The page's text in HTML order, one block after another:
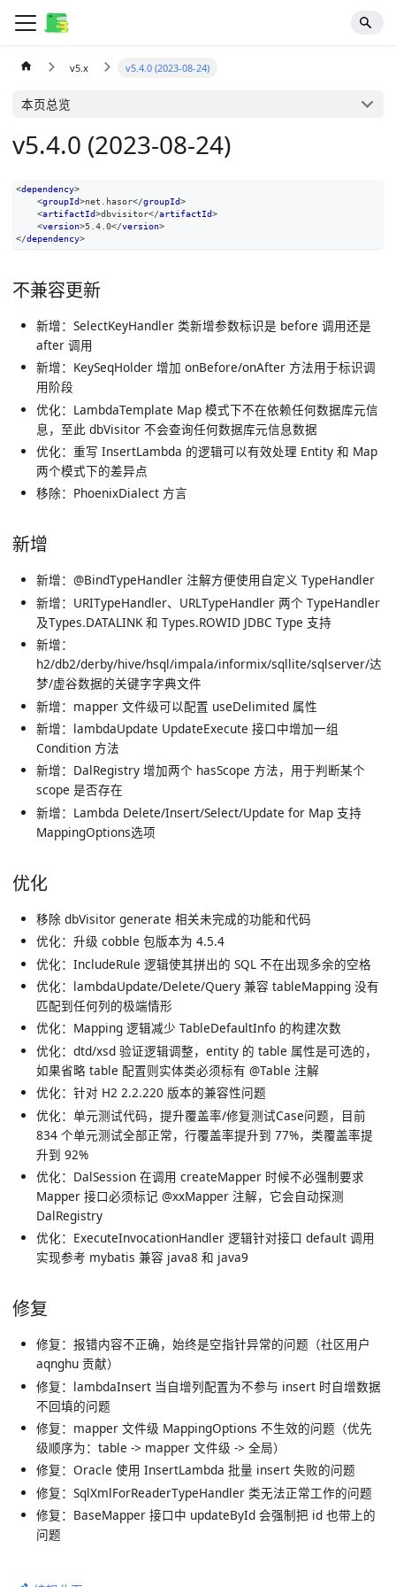
v5.x v5.4.0 (2023-08-24)
本页总览
v5.4.0 (2023-08-24)
<dependency>
<groupId>net.hasor</groupId>
<artifactId>dbvisitor</artifactId>
<version>5.4.0</version>
</dependency>
不兼容更新
新增：SelectKeyHandler 类新增参数标识是 before 调用还是
after 调用
新增：KeySeqHolder 增加 onBefore/onAfter 方法用于标识调
用阶段
优化：LambdaTemplate Map 模式下不在依赖任何数据库元信
息，至此 dbVisitor 不会查询任何数据库元信息数据
优化：重写 InsertLambda 的逻辑可以有效处理 Entity 和 Map
两个模式下的差异点
移除：PhoenixDialect 方言
新增
新增：@BindTypeHandler 注解方便使用自定义 TypeHandler
新增：URITypeHandler、URLTypeHandler 两个 TypeHandler
及Types.DATALINK 和 Types.ROWID JDBC Type 支持
新增：
h2/db2/derby/hive/hsql/impala/informix/sqllite/sqlserver/达
梦/虚谷数据的关键字字典文件
新增：mapper 文件级可以配置 useDelimited 属性
新增：lambdaUpdate UpdateExecute 接口中增加一组
Condition 方法
新增：DalRegistry 增加两个 hasScope 方法，用于判断某个
scope 是否存在
新增：Lambda Delete/Insert/Select/Update for Map 支持
MappingOptions选项
优化
移除 dbVisitor generate 相关未完成的功能和代码
优化：升级 cobble 包版本为 4.5.4
优化：IncludeRule 逻辑使其拼出的 SQL 不在出现多余的空格
优化：lambdaUpdate/Delete/Query 兼容 tableMapping 没有
匹配到任何列的极端情形
优化：Mapping 逻辑减少 TableDefaultInfo 的构建次数
优化：dtd/xsd 验证逻辑调整，entity 的 table 属性是可选的，
如果省略 table 配置则实体类必须标有 @Table 注解
优化：针对 H2 2.2.220 版本的兼容性问题
优化：单元测试代码，提升覆盖率/修复测试Case问题，目前
834 个单元测试全部正常，行覆盖率提升到 77%，类覆盖率提
升到 92%
优化：DalSession 在调用 createMapper 时候不必强制要求
Mapper 接口必须标记 @xxMapper 注解，它会自动探测
DalRegistry
优化：ExecuteInvocationHandler 逻辑针对接口 default 调用
实现参考 mybatis 兼容 java8 和 java9
修复
修复：报错内容不正确，始终是空指针异常的问题（社区用户
aqnghu 贡献）
修复：lambdaInsert 当自增列配置为不参与 insert 时自增数据
不回填的问题
修复：mapper 文件级 MappingOptions 不生效的问题（优先
级顺序为：table -> mapper 文件级 -> 全局）
修复：Oracle 使用 InsertLambda 批量 insert 失败的问题
修复：SqlXmlForReaderTypeHandler 类无法正常工作的问题
修复：BaseMapper 接口中 updateById 会强制把 id 也带上的
问题